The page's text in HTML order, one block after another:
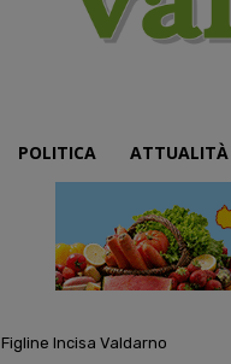
POLITICA ATTUALITÀ
Figline Incisa Valdarno